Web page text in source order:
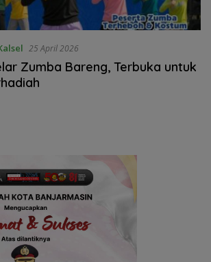
25 April 2026
Zumba Bareng, Terbuka untuk